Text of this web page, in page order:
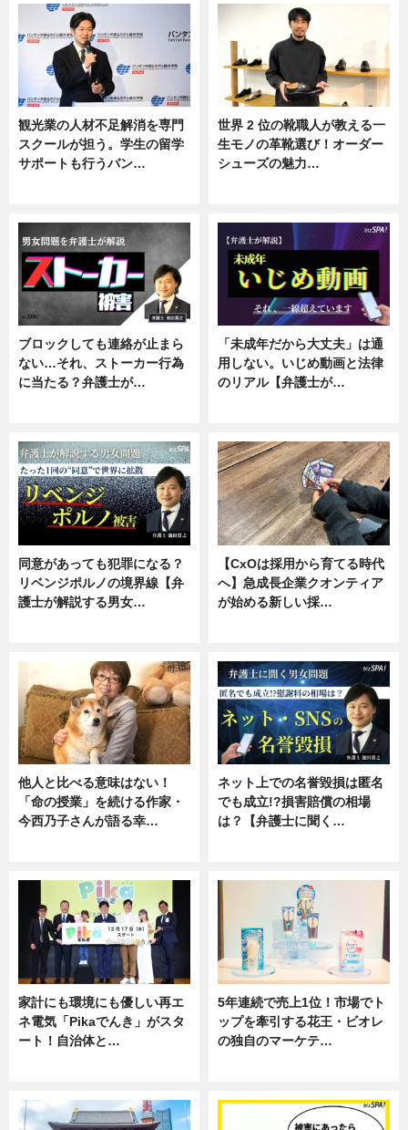
観光業の人材不足解消を専門
スクールが担う。学生の留学
サポートも行うバン…
世界 2 位の靴職人が教える一
生モノの革靴選び！オーダー
シューズの魅力…
ブロックしても連絡が止まら
ない…それ、ストーカー行為
に当たる？弁護士が…
「未成年だから大丈夫」は通
用しない。いじめ動画と法律
のリアル【弁護士が…
同意があっても犯罪になる？
リベンジポルノの境界線【弁
護士が解説する男女…
【CxOは採用から育てる時代
へ】急成長企業クオンティア
が始める新しい採…
他人と比べる意味はない！
「命の授業」を続ける作家・
今西乃子さんが語る幸…
ネット上での名誉毀損は匿名
でも成立!?損害賠償の相場
は？【弁護士に聞く…
家計にも環境にも優しい再エ
ネ電気「Pikaでんき」がスタ
ート！自治体と…
5年連続で売上1位！市場でト
ップを牽引する花王・ビオレ
の独自のマーケテ…